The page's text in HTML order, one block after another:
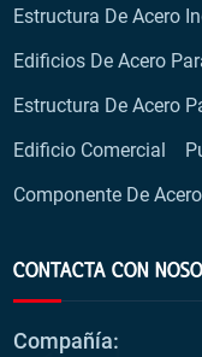
Estructura De Acero
Edificios De Acero
Estructura De Acero
Edificio Comercial
Componente De Acero
CONTACTA CON
Compañía: